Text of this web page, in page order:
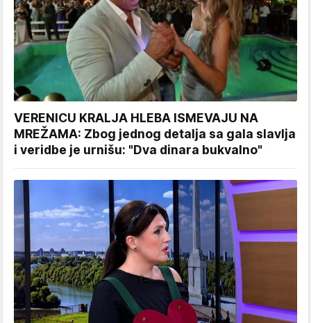
VERENICU KRALJA HLEBA ISMEVAJU NA
MREŽAMA: Zbog jednog detalja sa gala slavlja
i veridbe je urnišu: "Dva dinara bukvalno"